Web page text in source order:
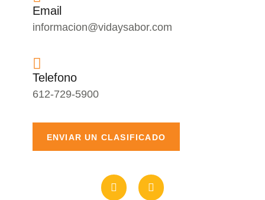
Email
informacion@vidaysabor.com
Telefono
612-729-5900
ENVIAR UN CLASIFICADO